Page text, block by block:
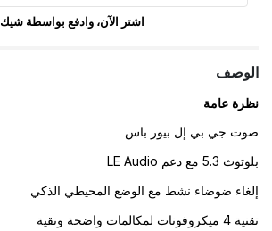
اشتر الآن، وادفع بواسطة شيك
الوصف
نظرة عامة
صوت جي بي إل بيور باس
بلوتوث 5.3 مع دعم LE Audio
إلغاء ضوضاء نشط مع الوضع المحيطي الذكي
تقنية 4 ميكروفونات لمكالمات واضحة ونقية